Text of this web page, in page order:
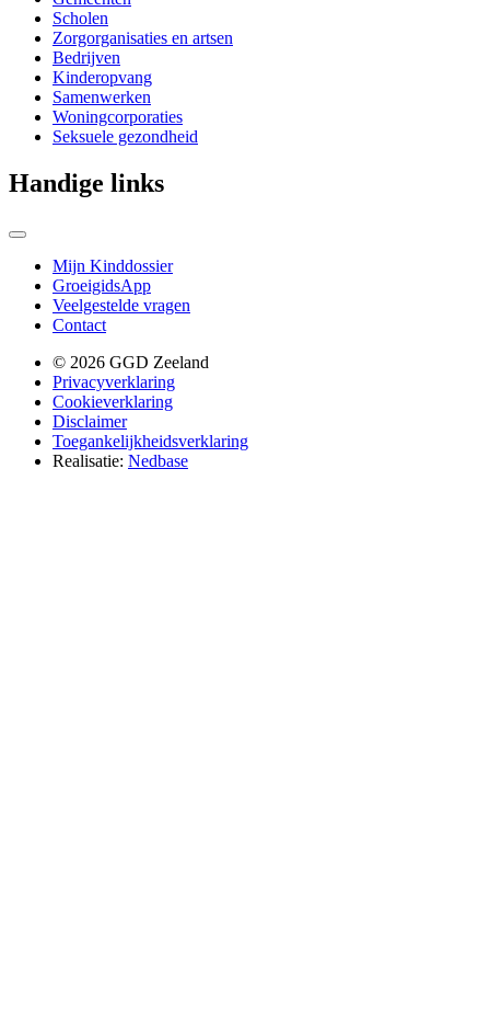
Scholen
Zorgorganisaties en artsen
Bedrijven
Kinderopvang
Samenwerken
Woningcorporaties
Seksuele gezondheid
Handige links
Mijn Kinddossier
GroeigidsApp
Veelgestelde vragen
Contact
© 2026 GGD Zeeland
Privacyverklaring
Cookieverklaring
Disclaimer
Toegankelijkheidsverklaring
Realisatie: Nedbase